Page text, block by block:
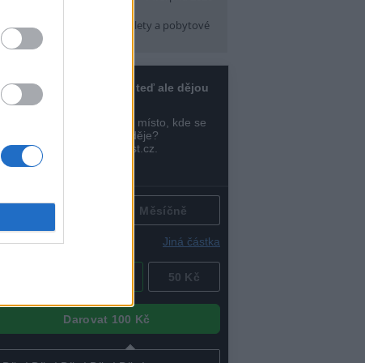
Farma CityCamp
(Tábory, výlety a pobytové
akce, Praha 10 )